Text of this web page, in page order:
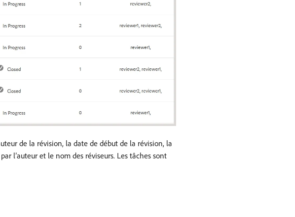
de la révision, la date de début de la révision, la
l’auteur et le nom des réviseurs. Les tâches sont